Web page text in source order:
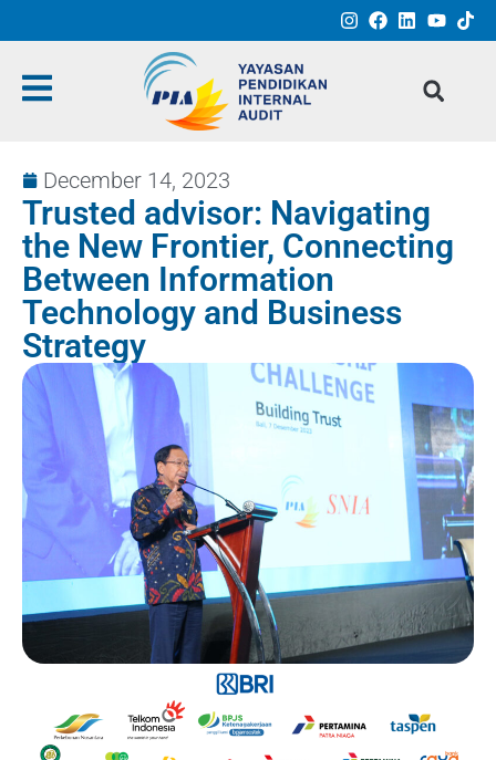
December 14, 2023
Trusted advisor: Navigating
the New Frontier, Connecting
Between Information
Technology and Business
Strategy